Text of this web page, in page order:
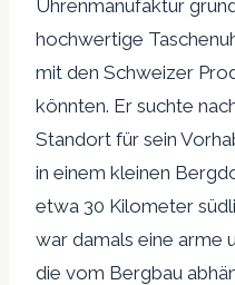
Uhrenmanufaktur
hochwertige
mit den Schweizer
könnten. Er suchte
Standort für sein
in einem kleinen
etwa 30 Kilometer
war damals eine arme
die vom Bergbau